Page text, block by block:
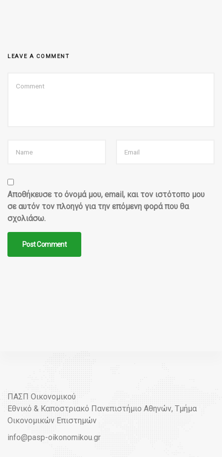
LEAVE A COMMENT
Αποθήκευσε το όνομά μου, email, και τον ιστότοπο μου
σε αυτόν τον πλοηγό για την επόμενη φορά που θα
σχολιάσω.
ΠΑΣΠ Οικονομικού
Εθνικό & Καποστριακό Πανεπιστήμιο Αθηνών, Τμήμα
Οικονομικών Επιστημών
info@pasp-oikonomikou.gr